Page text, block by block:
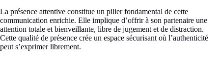
La présence attentive constitue un pilier fondamental de cette
communication enrichie. Elle implique d’offrir à son partenaire une
attention totale et bienveillante, libre de jugement et de distraction.
Cette qualité de présence crée un espace sécurisant où l’authenticité
peut s’exprimer librement.